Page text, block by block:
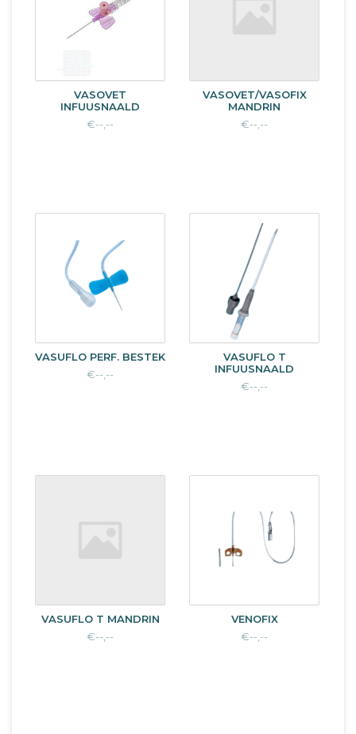
VASOVET
INFUUSNAALD
€--,--
VASOVET/VASOFIX
MANDRIN
€--,--
VASUFLO PERF. BESTEK
€--,--
VASUFLO T
INFUUSNAALD
€--,--
VASUFLO T MANDRIN
€--,--
VENOFIX
€--,--